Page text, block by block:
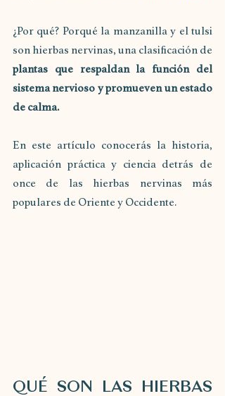
¿Por qué? Porqué la manzanilla y el tulsi
plantas que respaldan la función del
sistema nervioso y promueven un estado
de calma.
En este artículo conocerás la historia,
aplicación práctica y ciencia detrás de
once de las hierbas nervinas más
populares de Oriente y Occidente.
QUÉ SON LAS HIERBAS